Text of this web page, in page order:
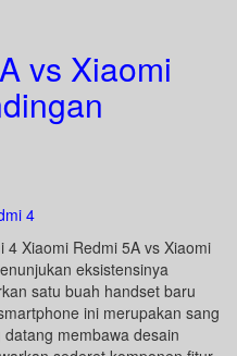
vs Xiaomi
4 Xiaomi Redmi 5A vs Xiaomi
eksistensinya
satu buah handset baru
ini merupakan sang
membawa desain